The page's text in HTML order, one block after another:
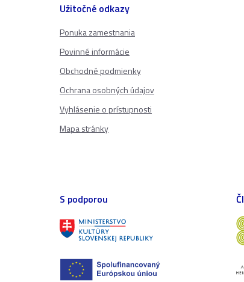
Užitočné odkazy
Ponuka zamestnania
Povinné informácie
Obchodné podmienky
Ochrana osobných údajov
Vyhlásenie o prístupnosti
Mapa stránky
S podporou